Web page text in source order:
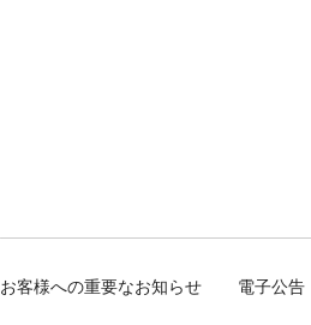
お客様への重要なお知らせ 電子公告